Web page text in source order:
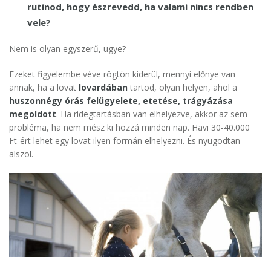
rutinod, hogy észrevedd, ha valami nincs rendben
vele?
Nem is olyan egyszerű, ugye?
Ezeket figyelembe véve rögtön kiderül, mennyi előnye van
annak, ha a lovat lovardában tartod, olyan helyen, ahol a
huszonnégy órás felügyelete, etetése, trágyázása
megoldott. Ha ridegtartásban van elhelyezve, akkor az sem
probléma, ha nem mész ki hozzá minden nap. Havi 30-40.000
Ft-ért lehet egy lovat ilyen formán elhelyezni. És nyugodtan
alszol.